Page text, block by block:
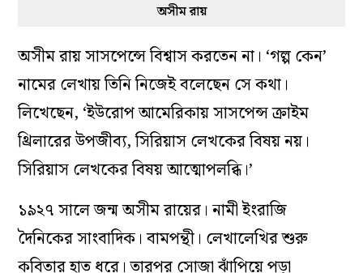
অসীম রায়
অসীম রায় সাসপেন্সে বিশ্বাস করতেন না। ‘গল্প কেন’
নামের লেখায় তিনি নিজেই বলেছেন সে কথা।
লিখেছেন, ‘ইউরোপ আমেরিকায় সাসপেন্স ক্রাইম
থ্রিলারের উপজীব্য, সিরিয়াস লেখকের বিষয় নয়।
সিরিয়াস লেখকের বিষয় আত্মোপলব্ধি।’
১৯২৭ সালে জন্ম অসীম রায়ের। নামী ইংরাজি
দৈনিকের সাংবাদিক। বামপন্থী। লেখালেখির শুরু
কবিতার হাত ধরে। তারপর সোজা ঝাঁপিয়ে পড়া